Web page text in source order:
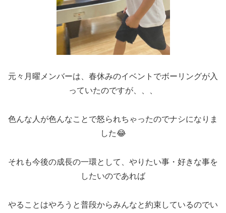
元々月曜メンバーは、春休みのイベントでボーリングが入
っていたのですが、、、
色んな人が色んなことで怒られちゃったのでナシになりま
した😂
それも今後の成長の一環として、やりたい事・好きな事を
したいのであれば
やることはやろうと普段からみんなと約束しているのでい